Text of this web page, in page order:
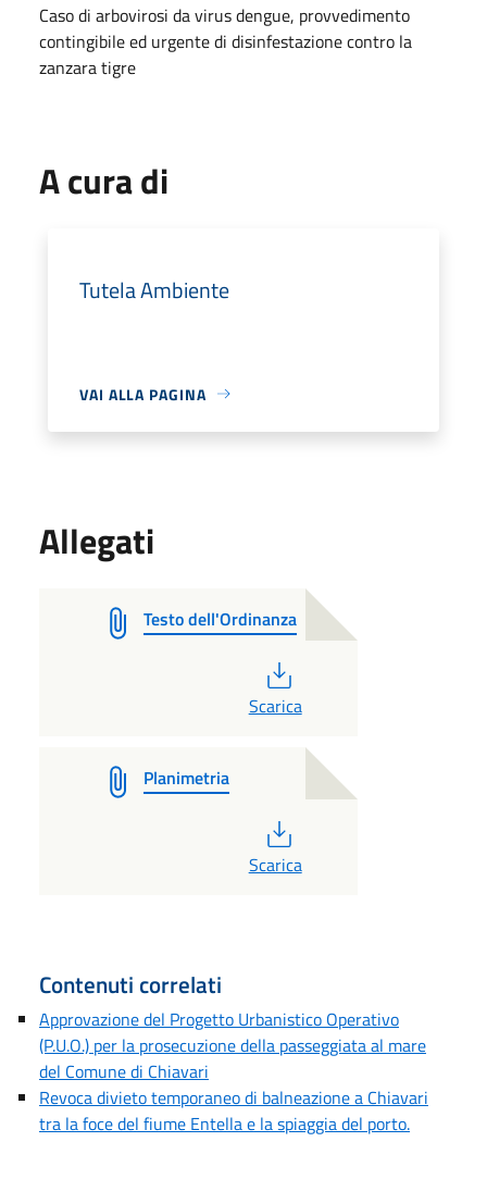
Caso di arbovirosi da virus dengue, provvedimento
contingibile ed urgente di disinfestazione contro la
zanzara tigre
A cura di
Tutela Ambiente
VAI ALLA PAGINA
Allegati
Testo dell'Ordinanza
Scarica
Planimetria
Scarica
Contenuti correlati
Approvazione del Progetto Urbanistico Operativo
(P.U.O.) per la prosecuzione della passeggiata al mare
del Comune di Chiavari
Revoca divieto temporaneo di balneazione a Chiavari
tra la foce del fiume Entella e la spiaggia del porto.